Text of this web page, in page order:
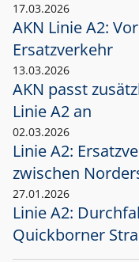
17.03.2026
AKN Linie A2:
Ersatzverkehr
13.03.2026
AKN passt
Linie A2 an
02.03.2026
Linie A2:
zwischen
27.01.2026
Linie A2:
Quickborner